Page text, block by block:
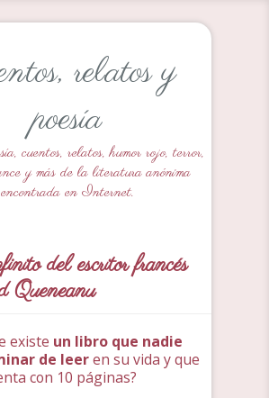
relatos y
poesía
cuentos, relatos, humor rojo, terror,
y más de la literatura anónima
encontrada en Internet.
del escritor francés
Queneanu
existe un libro que nadie
de leeren su vida y que
con 10 páginas?